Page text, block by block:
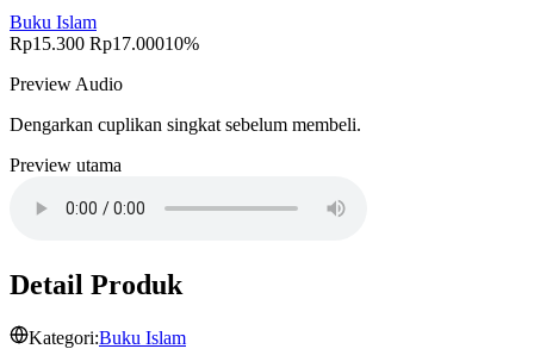
Buku Islam
Rp15.300 Rp17.00010%
Preview Audio
Dengarkan cuplikan singkat sebelum membeli.
Preview utama
Detail Produk
Kategori:Buku Islam